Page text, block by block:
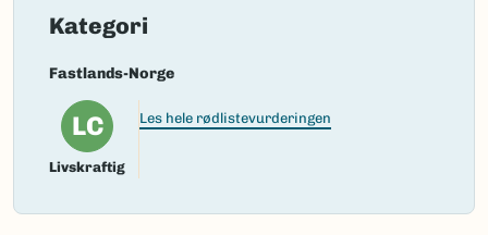
Kategori
Fastlands-Norge
LC
Livskraftig
Les hele rødlistevurderingen